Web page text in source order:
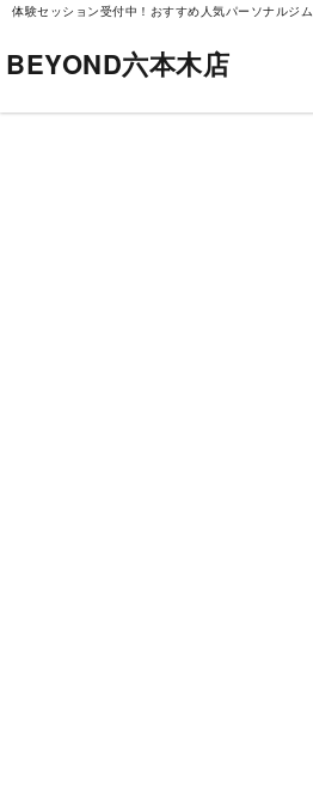
体験セッション受付中！おすすめ人気パーソナルジム
BEYOND六本木店